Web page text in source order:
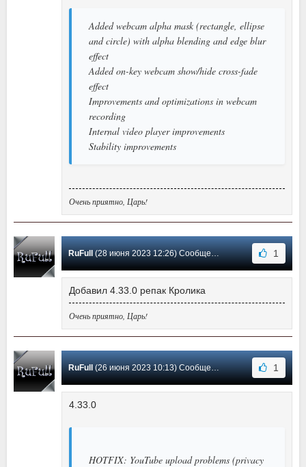
Added webcam alpha mask (rectangle, ellipse
and circle) with alpha blending and edge blur
effect
Added on-key webcam show/hide cross-fade
effect
Improvements and optimizations in webcam
recording
Internal video player improvements
Stability improvements
Очень приятно, Царь!
RuFull(28 июня 2023 12:26) Сообщение #1163 1
Добавил 4.33.0 репак Кролика
Очень приятно, Царь!
RuFull(26 июня 2023 10:13) Сообщение #1162 1
4.33.0
HOTFIX: YouTube upload problems (privacy